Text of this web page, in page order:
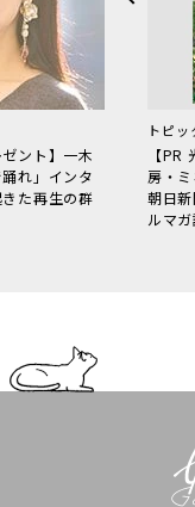
ント】一木
れ」インタ
た再生の群
トピッ
【
房・
朝日
ルマ